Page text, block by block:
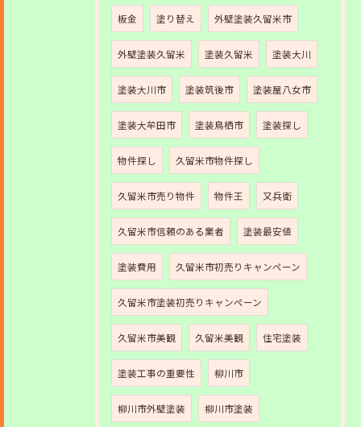
板金 塗り替え 外壁塗装久留米市
外壁塗装久留米 塗装久留米 塗装大川
塗装大川市 塗装筑後市 塗装屋八女市
塗装大牟田市 塗装鳥栖市 塗装探し
物件探し 久留米市物件探し
久留米市売り物件 物件王 又兵衛
久留米市信頼のある業者 塗装最安値
塗装費用 久留米市初売りキャンペーン
久留米市塗装初売りキャンペーン
久留米市美観 久留米美観 住宅塗装
塗装工事の重要性 柳川市
柳川市外壁塗装 柳川市塗装